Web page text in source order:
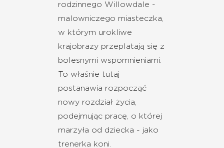
rodzinnego Willowdale -
malowniczego miasteczka,
w którym urokliwe
krajobrazy przeplatają się z
bolesnymi wspomnieniami.
To właśnie tutaj
postanawia rozpocząć
nowy rozdział życia,
podejmując pracę, o której
marzyła od dziecka - jako
trenerka koni.